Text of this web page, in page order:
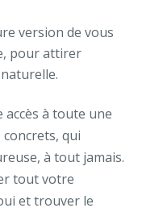
version de vous
pour attirer
à toute une
concrets, qui
à tout jamais.
tout votre
et trouver le